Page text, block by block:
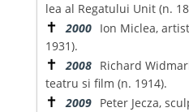
lea al Regatului Unit (n.
✝ 2000 Ion Miclea,
1931).
✝ 2008 Richard
teatru si film (n. 1914).
✝ 2009 Peter Jecza,